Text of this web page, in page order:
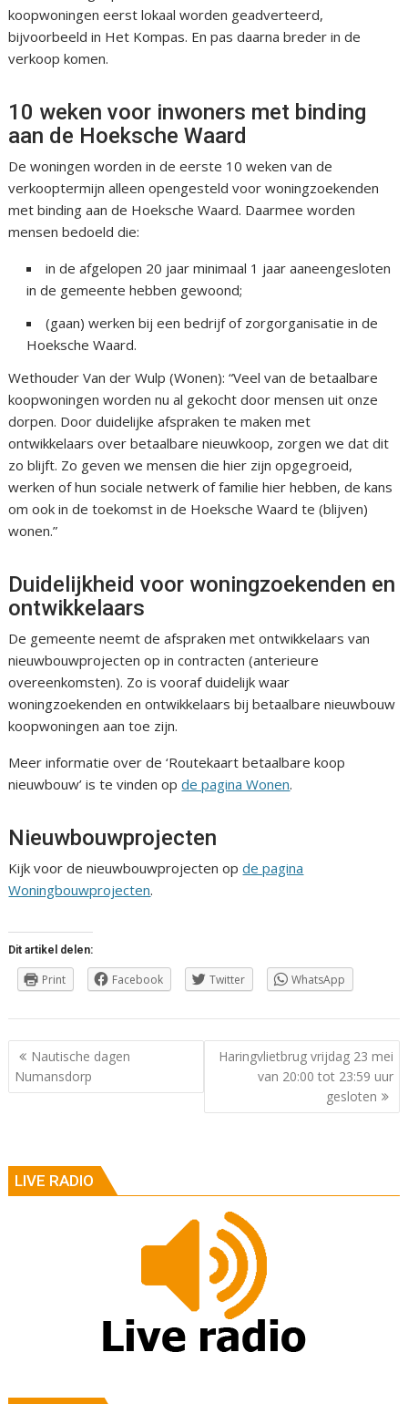
koopwoningen eerst lokaal worden geadverteerd,
bijvoorbeeld in Het Kompas. En pas daarna breder in de
verkoop komen.
10 weken voor inwoners met binding
aan de Hoeksche Waard
De woningen worden in de eerste 10 weken van de
verkooptermijn alleen opengesteld voor woningzoekenden
met binding aan de Hoeksche Waard. Daarmee worden
mensen bedoeld die:
in de afgelopen 20 jaar minimaal 1 jaar aaneengesloten
in de gemeente hebben gewoond;
(gaan) werken bij een bedrijf of zorgorganisatie in de
Hoeksche Waard.
Wethouder Van der Wulp (Wonen): “Veel van de betaalbare
koopwoningen worden nu al gekocht door mensen uit onze
dorpen. Door duidelijke afspraken te maken met
ontwikkelaars over betaalbare nieuwkoop, zorgen we dat dit
zo blijft. Zo geven we mensen die hier zijn opgegroeid,
werken of hun sociale netwerk of familie hier hebben, de kans
om ook in de toekomst in de Hoeksche Waard te (blijven)
wonen.”
Duidelijkheid voor woningzoekenden en
ontwikkelaars
De gemeente neemt de afspraken met ontwikkelaars van
nieuwbouwprojecten op in contracten (anterieure
overeenkomsten). Zo is vooraf duidelijk waar
woningzoekenden en ontwikkelaars bij betaalbare nieuwbouw
koopwoningen aan toe zijn.
Meer informatie over de ‘Routekaart betaalbare koop
nieuwbouw’ is te vinden opde pagina Wonen.
Nieuwbouwprojecten
Kijk voor de nieuwbouwprojecten opde pagina
Woningbouwprojecten.
Dit artikel delen:
Print Facebook Twitter WhatsApp
Berichtnavigatie
Nautische dagen
Numansdorp
Haringvlietbrug vrijdag 23 mei
van 20:00 tot 23:59 uur
gesloten
LIVE RADIO